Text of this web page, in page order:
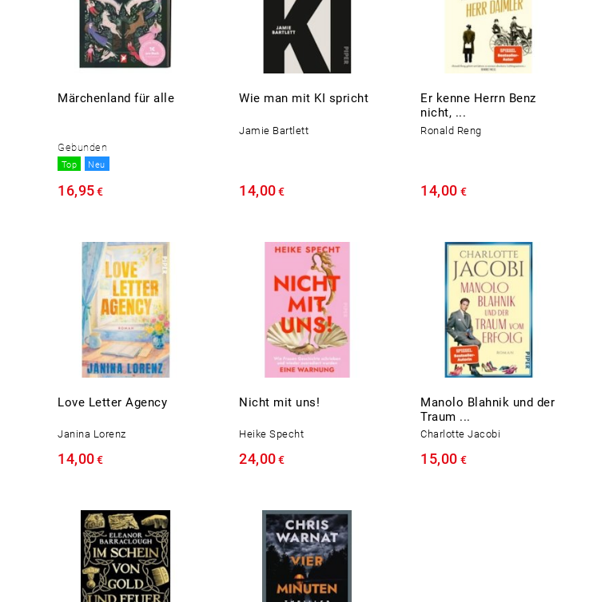
Märchenland für alle
Gebunden
Top Neu
16,95€
Wie man mit KI spricht
Jamie Bartlett
14,00 €
Er kenne Herrn Benz
nicht, ...
Ronald Reng
14,00 €
Love Letter Agency
Janina Lorenz
14,00€
Nicht mit uns!
Heike Specht
24,00 €
Manolo Blahnik und der
Traum ...
Charlotte Jacobi
15,00 €